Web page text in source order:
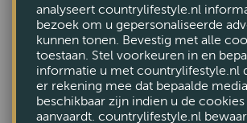
analyseert countrylifestyle.nl
bezoek om u gepersonaliseerde
kunnen tonen. Bevestig met alle
toestaan. Stel voorkeuren in en
informatie u met countrylifestyle.nl
er rekening mee dat bepaalde
beschikbaar zijn indien u de
aanvaardt. countrylifestyle.nl